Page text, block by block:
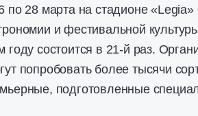
по 28 марта на стадионе
и фестивальной
году состоится в 21-й раз.
попробовать более тысячи
подготовленные